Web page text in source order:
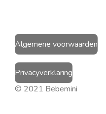
Algemene voorwaarden
Privacyverklaring
© 2021 Bebemini